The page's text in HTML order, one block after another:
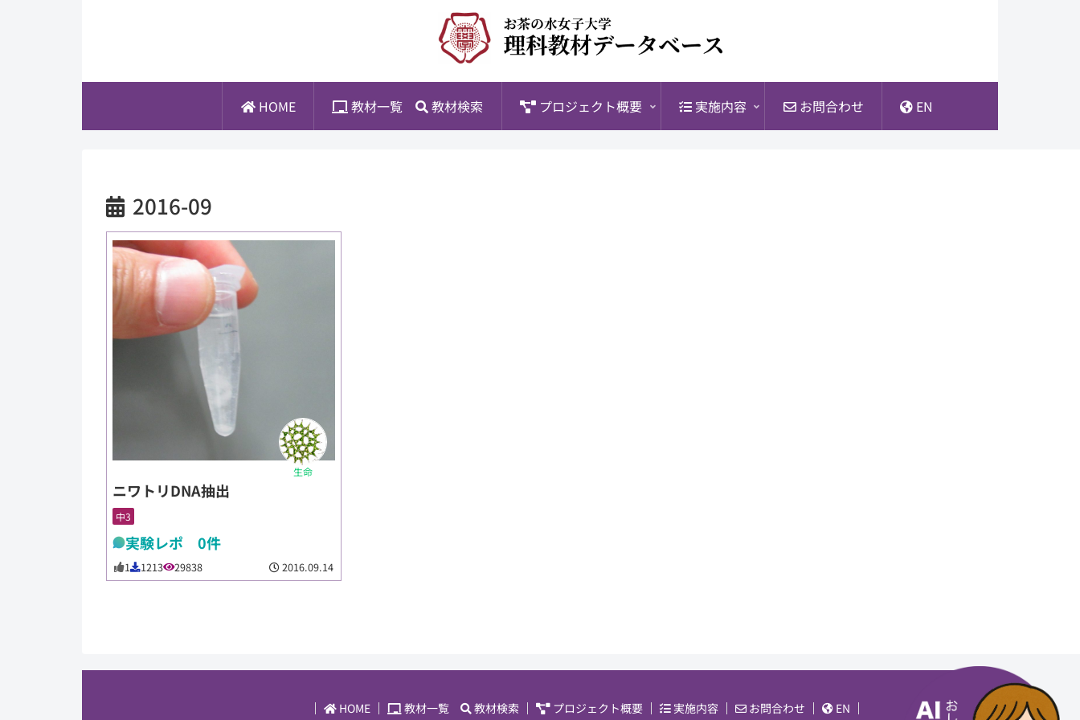
HOME 教材一覧 教材検索 プロジェクト概要 実施内容 お問合わせ EN
2016-09
生命
ニワトリDNA抽出
中3
実験レポ 0件
1 1213 29838 2016.09.14
HOME 教材一覧 教材検索 プロジェクト概要 実施内容 お問合わせ
EN